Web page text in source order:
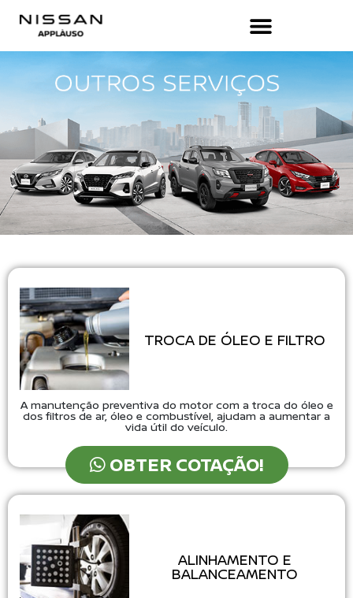
TROCA DE ÓLEO E FILTRO
A manutenção preventiva do motor com a troca do óleo e
dos filtros de ar, óleo e combustível, ajudam a aumentar a
vida útil do veículo.
OBTER COTAÇÃO!
ALINHAMENTO E
BALANCEAMENTO